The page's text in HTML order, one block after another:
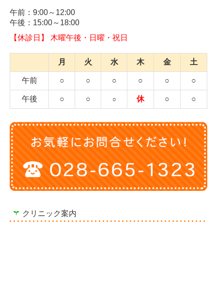
クリニック案内
午前：9:00～12:00
午後：15:00～18:00
【休診日】 木曜午後・日曜・祝日
月 火 水 木 金 土
午前 ○ ○ ○ ○ ○ ○
午後 ○ ○ ○ 休 ○ ○